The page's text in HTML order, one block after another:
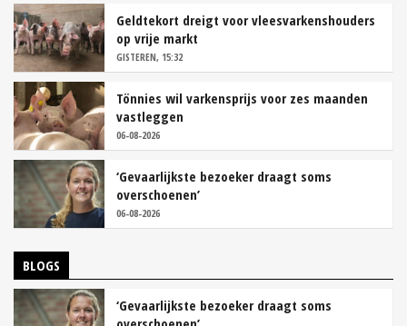
Geldtekort dreigt voor vleesvarkenshouders
op vrije markt
GISTEREN, 15:32
Tönnies wil varkensprijs voor zes maanden
vastleggen
06-08-2026
‘Gevaarlijkste bezoeker draagt soms
overschoenen’
06-08-2026
BLOGS
‘Gevaarlijkste bezoeker draagt soms